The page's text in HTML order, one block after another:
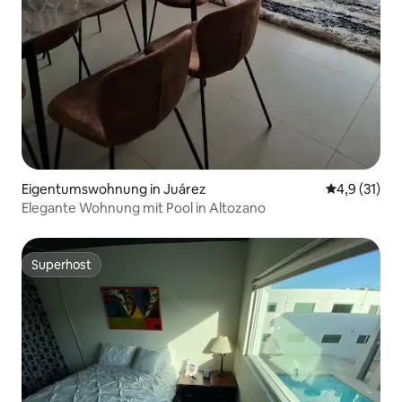
Eigentumswohnung in Juárez
4,9 (31)
Elegante Wohnung mit Pool in Altozano
Superhost
Superhost